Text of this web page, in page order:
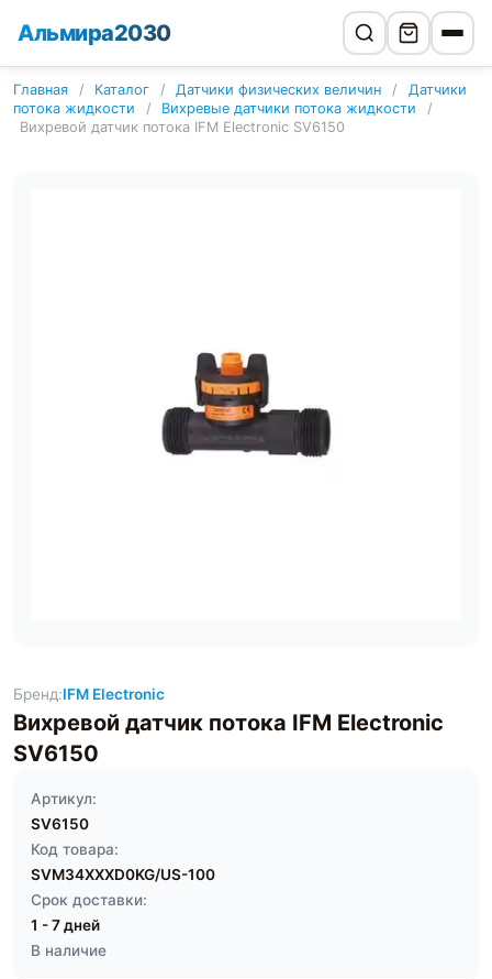
Альмира2030
Главная / Каталог / Датчики физических величин /
Датчики
потока жидкости
/ Вихревые датчики потока жидкости
/
Вихревой датчик потока IFM Electronic SV6150
Бренд:IFM Electronic
Вихревой датчик потока IFM Electronic
SV6150
Артикул:
SV6150
Код товара:
SVM34XXXD0KG/US-100
Срок доставки:
1 - 7 дней
В наличие